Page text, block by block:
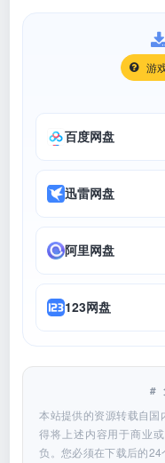
游
百度网盘
迅雷网盘
阿里网盘
123网盘
#
本站提供的资源转载自
得将上述内容用于商业
负。您必须在下载后的